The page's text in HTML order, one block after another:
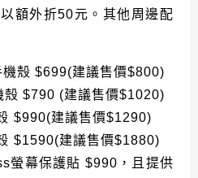
額外折50元。其他周邊配
殼 $699(建議售價$800)
$790 (建議售價$1020)
$990(建議售價$1290)
$1590(建議售價$1880)
螢幕保護貼 $990，且提供